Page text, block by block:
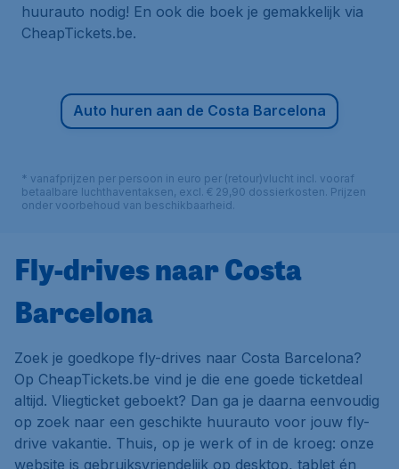
huurauto nodig! En ook die boek je gemakkelijk via
CheapTickets.be.
Auto huren aan de Costa Barcelona
* vanafprijzen per persoon in euro per (retour)vlucht incl. vooraf
betaalbare luchthaventaksen, excl. € 29,90 dossierkosten. Prijzen
onder voorbehoud van beschikbaarheid.
Fly-drives naar Costa
Barcelona
Zoek je goedkope fly-drives naar Costa Barcelona?
Op CheapTickets.be vind je die ene goede ticketdeal
altijd. Vliegticket geboekt? Dan ga je daarna eenvoudig
op zoek naar een geschikte huurauto voor jouw fly-
drive vakantie. Thuis, op je werk of in de kroeg: onze
website is gebruiksvriendelijk op desktop, tablet én